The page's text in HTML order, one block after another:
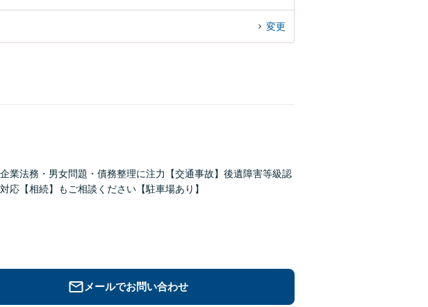
変更
業法務・男女問題・債務整理に注力【交通事故】後遺障害等級認
応【相続】もご相談ください【駐車場あり】
メールでお問い合わせ